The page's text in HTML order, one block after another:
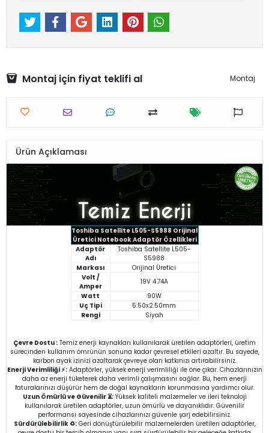
Montaj için fiyat teklifi al Montaj
Ürün Açıklaması
Toshiba Satellite L505-S5988 Orijinal
Üretici Notebook Adaptör Özellikleri
Adaptör
Adı
Toshiba Satellite L505-
S5988
Markası
Orijinal Üretici
Volt /
Amper
19V 4.74A
Watt
90W
Uç Tipi
5.50x2.50mm
Rengi
Siyah
Çevre Dostu : Temiz enerji kaynakları kullanılarak üretilen adaptörleri, üretim
sürecinden kullanım ömrünün sonuna kadar çevresel etkileri azaltır. Bu sayede,
karbon ayak izinizi azaltarak çevreye olan katkınızı artırabilirsiniz.
Enerji Verimliliği ⚡:Adaptörler, yüksek enerji verimliliği ile öne çıkar. Cihazlarınızın
daha az enerji tüketerek daha verimli çalışmasını sağlar. Bu, hem enerji
faturalarınızı düşürür hem de doğal kaynakların korunmasına yardımcı olur.
Uzun Ömürlü ve Güvenilir ⏳:Yüksek kaliteli malzemeler ve ileri teknoloji
kullanılarak üretilen adaptörler, uzun ömürlü ve dayanıklıdır. Güvenilir
performansı sayesinde cihazlarınızı güvenle şarj edebilirsiniz.
Sürdürülebilirlik ♻️:Geri dönüştürülebilir malzemelerden üretilen adaptörler,